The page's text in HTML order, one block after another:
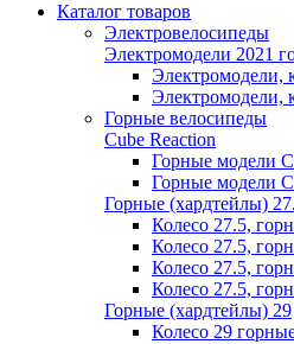
Каталог товаров
Электровелосипеды
Электромодели 2021
Электромодели,
Электромодели,
Горные велосипеды
Cube Reaction
Горные модели
Горные модели
Горные (хардтейлы)
Колесо 27.5,
Колесо 27.5,
Колесо 27.5,
Колесо 27.5,
Горные (хардтейлы) 29
Колесо 29